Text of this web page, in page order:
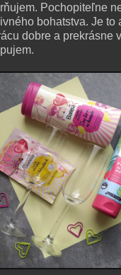
Pochopiteľne
bohatstva. Je to
dobre a prekrásne